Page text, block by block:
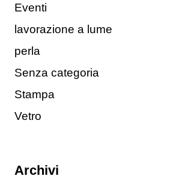
Eventi
lavorazione a lume
perla
Senza categoria
Stampa
Vetro
Archivi